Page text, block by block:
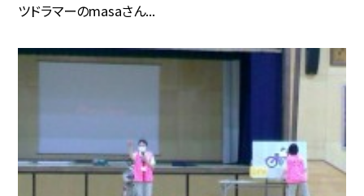
ツドラマーのmasaさん...